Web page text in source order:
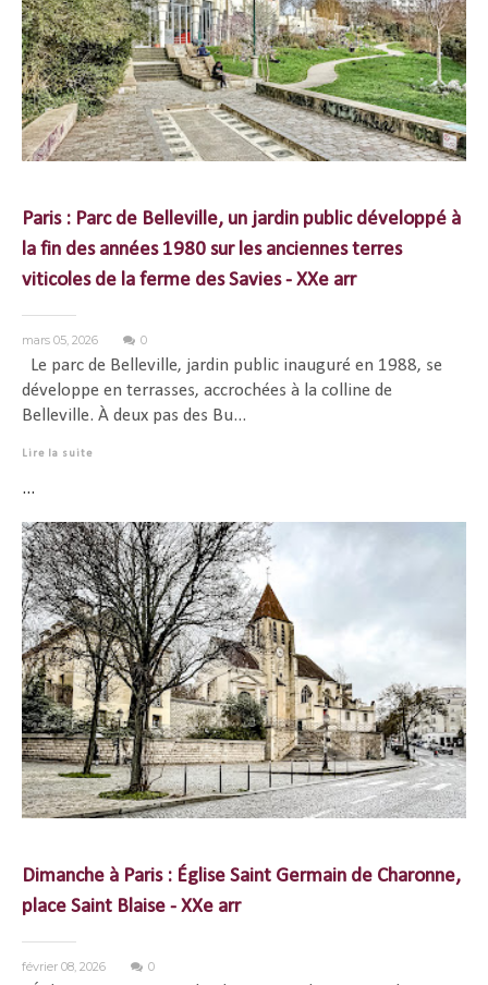
Paris : Parc de Belleville, un jardin public développé à
la fin des années 1980 sur les anciennes terres
viticoles de la ferme des Savies - XXe arr
mars 05, 2026 0
Le parc de Belleville, jardin public inauguré en 1988, se
développe en terrasses, accrochées à la colline de
Belleville. À deux pas des Bu...
Lire la suite
...
Dimanche à Paris : Église Saint Germain de Charonne,
place Saint Blaise - XXe arr
février 08, 2026 0